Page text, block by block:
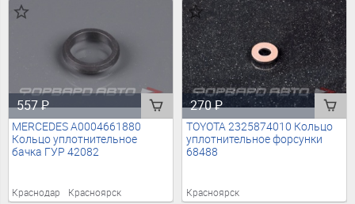
557₽
MERCEDES A0004661880
Кольцо уплотнительное
бачка ГУР 42082
Краснодар Красноярск
270₽
TOYOTA 2325874010 Кольцо
уплотнительное форсунки
68488
Красноярск